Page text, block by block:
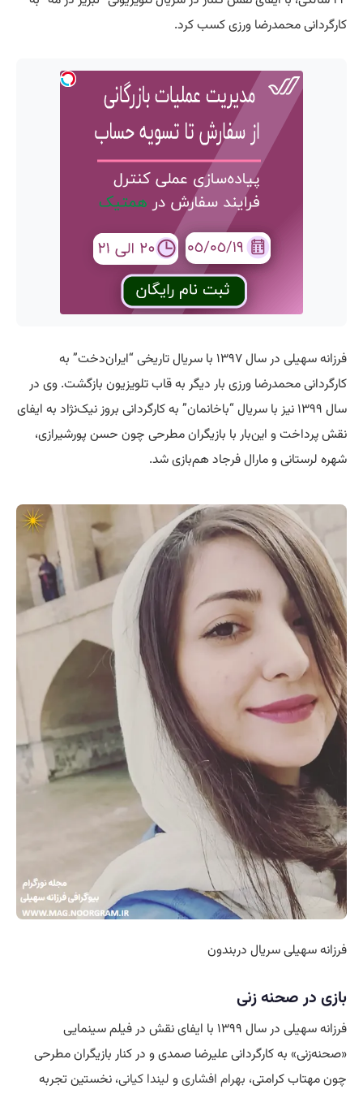
کارگردانی محمدرضا ورزی کسب کرد.
فرزانه سهیلی در سال ۱۳۹۷ با سریال تاریخی “ایران‌دخت” به
کارگردانی محمدرضا ورزی بار دیگر به قاب تلویزیون بازگشت. وی در
سال ۱۳۹۹ نیز با سریال “باخانمان” به کارگردانی بروز نیک‌نژاد به ایفای
نقش پرداخت و این‌بار با بازیگران مطرحی چون حسن پورشیرازی،
شهره لرستانی و مارال فرجاد هم‌بازی شد.
فرزانه سهیلی سریال دربندون
بازی در صحنه زنی
فرزانه سهیلی در سال ۱۳۹۹ با ایفای نقش در فیلم سینمایی
«صحنه‌زنی» به کارگردانی علیرضا صمدی و در کنار بازیگران مطرحی
چون مهتاب کرامتی، بهرام افشاریو لیندا کیانی، نخستین تجربه